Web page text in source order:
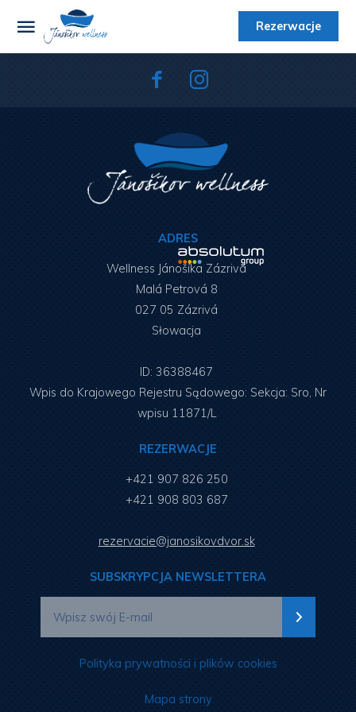
Rezerwacje
ADRES
Wellness Jánošíka Zázriva
Malá Petrová 8
027 05 Zázrivá
Słowacja
ID: 36388467
Wpis do Krajowego Rejestru Sądowego: Sekcja: Sro, Nr
wpisu 11871/L
REZERWACJE
+421 907 826 250
+421 908 803 687
rezervacie@janosikovdvor.sk
SUBSKRYPCJA NEWSLETTERA
Polityka prywatności i plików cookies
Mapa strony